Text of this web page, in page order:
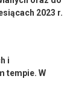
2023 r.
i
tempie. W